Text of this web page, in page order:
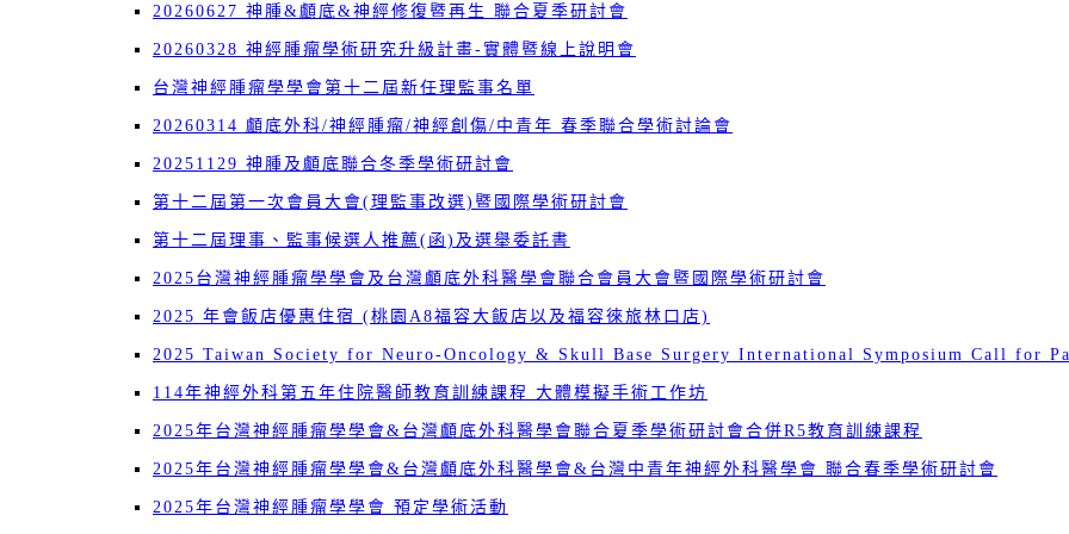
20260627 神腫&顱底&神經修復暨再生 聯合夏季研討會
20260328 神經腫瘤學術研究升級計畫-實體暨線上說明會
台灣神經腫瘤學學會第十二屆新任理監事名單
20260314 顱底外科/神經腫瘤/神經創傷/中青年 春季聯合學術討論會
20251129 神腫及顱底聯合冬季學術研討會
第十二屆第一次會員大會(理監事改選)暨國際學術研討會
第十二屆理事、監事候選人推薦(函)及選舉委託書
2025台灣神經腫瘤學學會及台灣顱底外科醫學會聯合會員大會暨國際學術研討會
2025 年會飯店優惠住宿 (桃園A8福容大飯店以及福容徠旅林口店)
2025 Taiwan Society for Neuro-Oncology & Skull Base Surgery International Symposium Call for
114年神經外科第五年住院醫師教育訓練課程 大體模擬手術工作坊
2025年台灣神經腫瘤學學會&台灣顱底外科醫學會聯合夏季學術研討會合併R5教育訓練課程
2025年台灣神經腫瘤學學會&台灣顱底外科醫學會&台灣中青年神經外科醫學會 聯合春季學術研討會
2025年台灣神經腫瘤學學會 預定學術活動